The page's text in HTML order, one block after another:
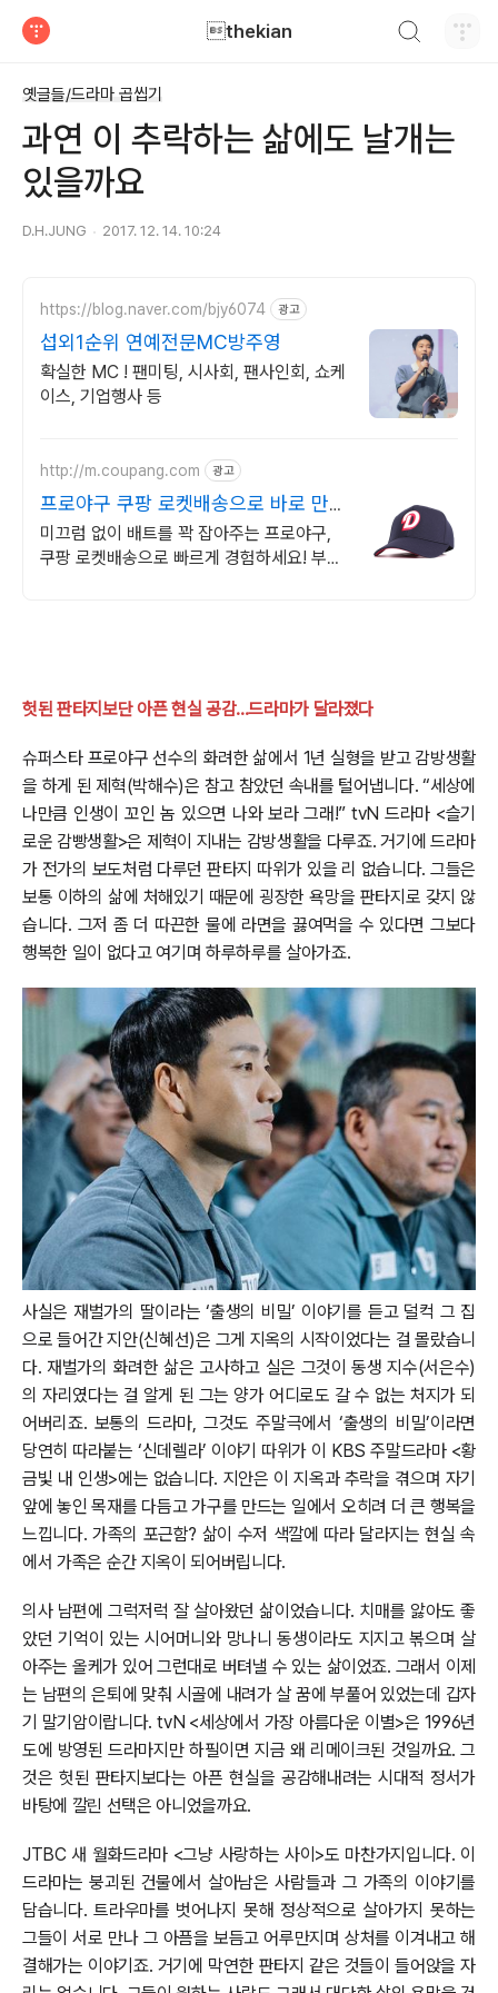
thekian
옛글들/드라마 곱씹기
과연 이 추락하는 삶에도 날개는
있을까요
D.H.JUNG 2017. 12. 14. 10:24
https://blog.naver.com/bjy6074 광고
섭외1순위 연예전문MC방주영
확실한 MC ! 팬미팅, 시사회, 팬사인회, 쇼케
이스, 기업행사 등
http://m.coupang.com 광고
프로야구 쿠팡 로켓배송으로 바로 만나
요
미끄럼 없이 배트를 꽉 잡아주는 프로야구,
쿠팡 로켓배송으로 빠르게 경험하세요! 부드
헛된 판타지보단 아픈 현실 공감...드라마가 달라졌다
슈퍼스타 프로야구 선수의 화려한 삶에서 1년 실형을 받고 감방생활
을 하게 된 제혁(박해수)은 참고 참았던 속내를 털어냅니다. “세상에
나만큼 인생이 꼬인 놈 있으면 나와 보라 그래!” tvN 드라마 <슬기
로운 감빵생활>은 제혁이 지내는 감방생활을 다루죠. 거기에 드라마
가 전가의 보도처럼 다루던 판타지 따위가 있을 리 없습니다. 그들은
보통 이하의 삶에 처해있기 때문에 굉장한 욕망을 판타지로 갖지 않
습니다. 그저 좀 더 따끈한 물에 라면을 끓여먹을 수 있다면 그보다
행복한 일이 없다고 여기며 하루하루를 살아가죠.
사실은 재벌가의 딸이라는 ‘출생의 비밀’ 이야기를 듣고 덜컥 그 집
으로 들어간 지안(신혜선)은 그게 지옥의 시작이었다는 걸 몰랐습니
다. 재벌가의 화려한 삶은 고사하고 실은 그것이 동생 지수(서은수)
의 자리였다는 걸 알게 된 그는 양가 어디로도 갈 수 없는 처지가 되
어버리죠. 보통의 드라마, 그것도 주말극에서 ‘출생의 비밀’이라면
당연히 따라붙는 ‘신데렐라’ 이야기 따위가 이 KBS 주말드라마 <황
금빛 내 인생>에는 없습니다. 지안은 이 지옥과 추락을 겪으며 자기
앞에 놓인 목재를 다듬고 가구를 만드는 일에서 오히려 더 큰 행복을
느낍니다. 가족의 포근함? 삶이 수저 색깔에 따라 달라지는 현실 속
에서 가족은 순간 지옥이 되어버립니다.
의사 남편에 그럭저럭 잘 살아왔던 삶이었습니다. 치매를 앓아도 좋
았던 기억이 있는 시어머니와 망나니 동생이라도 지지고 볶으며 살
아주는 올케가 있어 그런대로 버텨낼 수 있는 삶이었죠. 그래서 이제
는 남편의 은퇴에 맞춰 시골에 내려가 살 꿈에 부풀어 있었는데 갑자
기 말기암이랍니다. tvN <세상에서 가장 아름다운 이별>은 1996년
도에 방영된 드라마지만 하필이면 지금 왜 리메이크된 것일까요. 그
것은 헛된 판타지보다는 아픈 현실을 공감해내려는 시대적 정서가
바탕에 깔린 선택은 아니었을까요.
JTBC 새 월화드라마 <그냥 사랑하는 사이>도 마찬가지입니다. 이
드라마는 붕괴된 건물에서 살아남은 사람들과 그 가족의 이야기를
담습니다. 트라우마를 벗어나지 못해 정상적으로 살아가지 못하는
그들이 서로 만나 그 아픔을 보듬고 어루만지며 상처를 이겨내고 해
결해가는 이야기죠. 거기에 막연한 판타지 같은 것들이 들어앉을 자